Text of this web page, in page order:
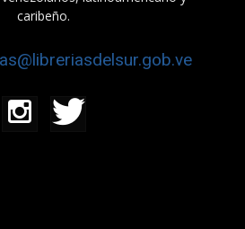
caribeño.